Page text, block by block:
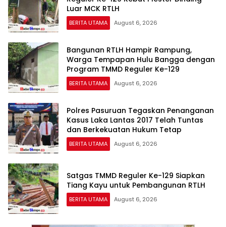
Luar MCK RTLH
BERITA UTAMA August 6, 2026
Bangunan RTLH Hampir Rampung,
Warga Tempapan Hulu Bangga dengan
Program TMMD Reguler Ke-129
BERITA UTAMA August 6, 2026
Polres Pasuruan Tegaskan Penanganan
Kasus Laka Lantas 2017 Telah Tuntas
dan Berkekuatan Hukum Tetap
BERITA UTAMA August 6, 2026
Satgas TMMD Reguler Ke-129 Siapkan
Tiang Kayu untuk Pembangunan RTLH
BERITA UTAMA August 6, 2026